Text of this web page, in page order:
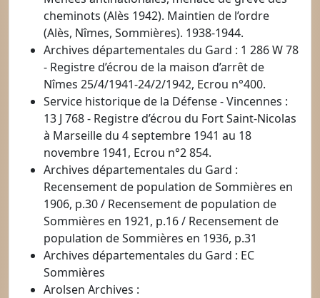
cheminots (Alès 1942). Maintien de l’ordre
(Alès, Nîmes, Sommières). 1938-1944.
Archives départementales du Gard : 1 286 W 78
- Registre d’écrou de la maison d’arrêt de
Nîmes 25/4/1941-24/2/1942, Ecrou n°400.
Service historique de la Défense - Vincennes :
13 J 768 - Registre d’écrou du Fort Saint-Nicolas
à Marseille du 4 septembre 1941 au 18
novembre 1941, Ecrou n°2 854.
Archives départementales du Gard :
Recensement de population de Sommières en
1906, p.30 / Recensement de population de
Sommières en 1921, p.16 / Recensement de
population de Sommières en 1936, p.31
Archives départementales du Gard : EC
Sommières
Arolsen Archives :